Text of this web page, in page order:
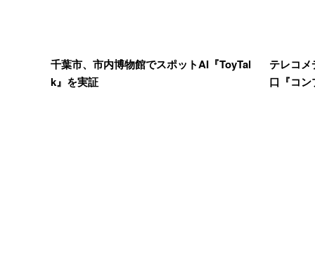
千葉市、市内博物館でスポットAI『ToyTal
k』を実証
テレコ
口『コ